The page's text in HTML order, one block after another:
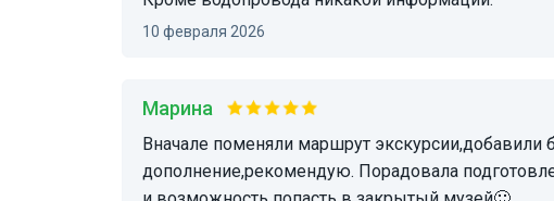
10 февраля 2026
Марина
Вначале поменяли маршрут экскурсии,добавили базар Чорсу. Очень понравилось
дополнение,рекомендую. Порадовала